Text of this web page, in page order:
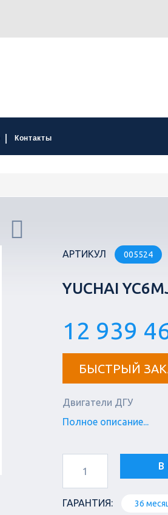
Контакты
АРТИКУЛ 005524
YUCHAI
12 939
БЫСТРЫЙ
Двигатели ДГУ
Полное описание...
В
ГАРАНТИЯ: 36